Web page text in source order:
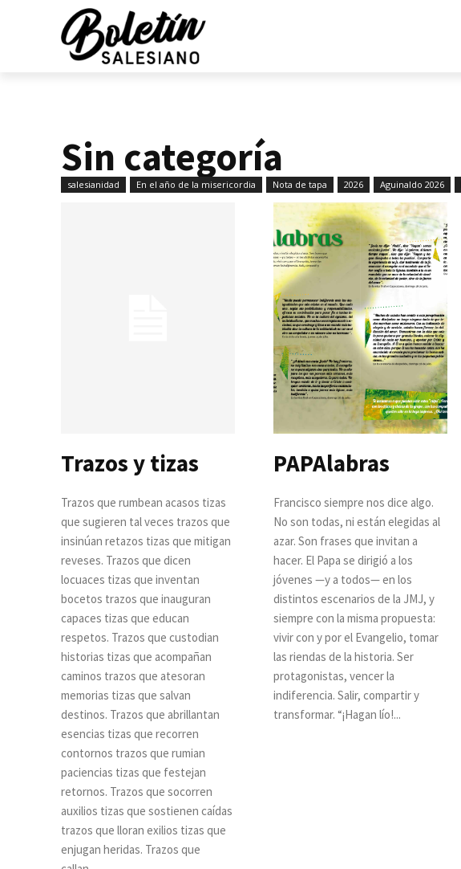
Sin categoría
salesianidad En el año de la misericordia Nota de tapa 2026 Aguinaldo 2026
Trazos y tizas
Trazos que rumbean acasos tizas
que sugieren tal veces trazos que
insinúan retazos tizas que mitigan
reveses. Trazos que dicen
locuaces tizas que inventan
bocetos trazos que inauguran
capaces tizas que educan
respetos. Trazos que custodian
historias tizas que acompañan
caminos trazos que atesoran
memorias tizas que salvan
destinos. Trazos que abrillantan
esencias tizas que recorren
contornos trazos que rumian
paciencias tizas que festejan
retornos. Trazos que socorren
auxilios tizas que sostienen caídas
trazos que lloran exilios tizas que
enjugan heridas. Trazos que
PAPAlabras
Francisco siempre nos dice algo.
No son todas, ni están elegidas al
azar. Son frases que invitan a
hacer. El Papa se dirigió a los
jóvenes —y a todos— en los
distintos escenarios de la JMJ, y
siempre con la misma propuesta:
vivir con y por el Evangelio, tomar
las riendas de la historia. Ser
protagonistas, vencer la
indiferencia. Salir, compartir y
transformar. “¡Hagan lío!...